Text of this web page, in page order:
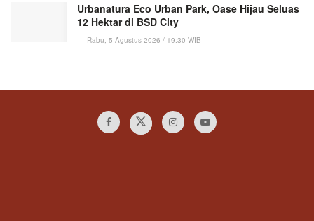
Urbanatura Eco Urban Park, Oase Hijau Seluas
12 Hektar di BSD City
Rabu, 5 Agustus 2026 / 19:30 WIB